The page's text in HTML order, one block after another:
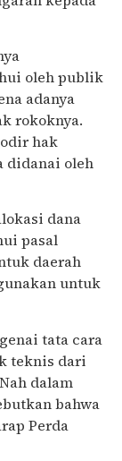
oleh publik
adanya
rokoknya.
hak
didanai oleh
dana
pasal
daerah
untuk
tata cara
teknis dari
dalam
bahwa
Perda